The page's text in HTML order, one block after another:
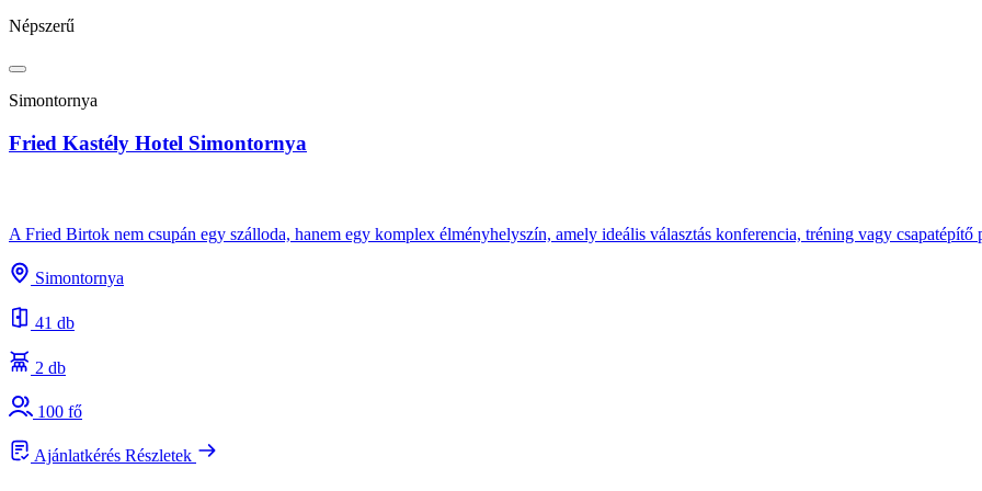
Népszerű
Simontornya
Fried Kastély Hotel Simontornya
A Fried Birtok nem csupán egy szálloda, hanem egy komplex élményhelyszín, amely ideális választás konferencia, tréning vagy csapatépítő
Simontornya
41 db
2 db
100 fő
Ajánlatkérés Részletek